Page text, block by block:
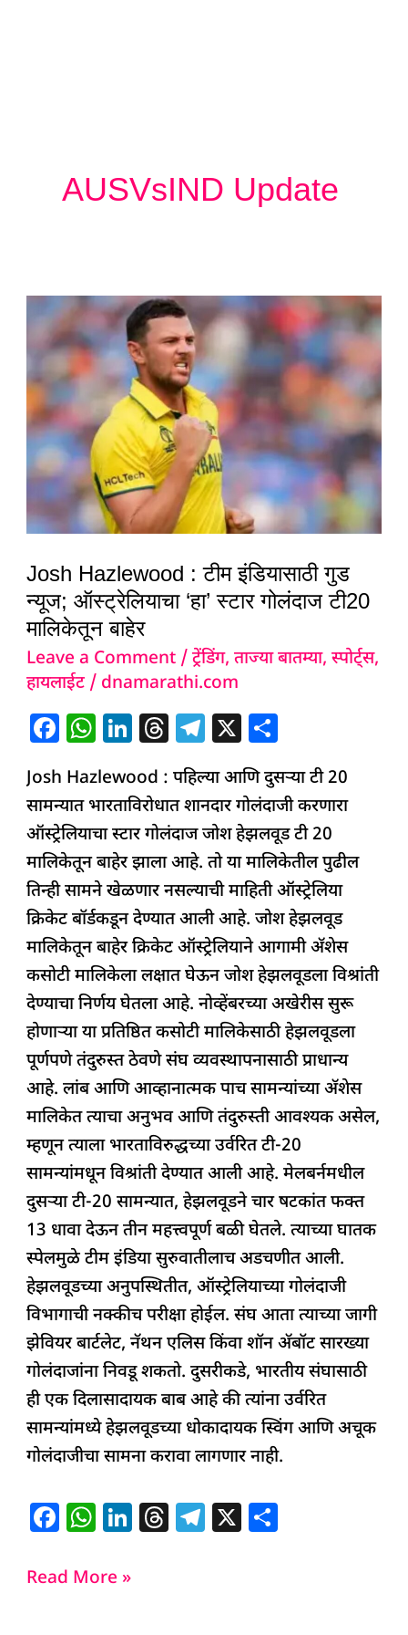
AUSVsIND Update
Josh Hazlewood : टीम इंडियासाठी गुड
न्यूज; ऑस्ट्रेलियाचा ‘हा’ स्टार गोलंदाज टी20
मालिकेतून बाहेर
Leave a Comment /ट्रेंडिंग,ताज्या बातम्या,स्पोर्ट्स,
हायलाईट/ dnamarathi.com
F
c
e
b
o
o
k
W
at
s
A
p
p
Li
k
e
dI
n
T
h
re
a
d
s
T
e
g
ra
m
X
ar
e
Josh Hazlewood : पहिल्या आणि दुसऱ्या टी 20
सामन्यात भारताविरोधात शानदार गोलंदाजी करणारा
ऑस्ट्रेलियाचा स्टार गोलंदाज जोश हेझलवूड टी 20
मालिकेतून बाहेर झाला आहे. तो या मालिकेतील पुढील
तिन्ही सामने खेळणार नसल्याची माहिती ऑस्ट्रेलिया
क्रिकेट बॉर्डकडून देण्यात आली आहे. जोश हेझलवूड
मालिकेतून बाहेर क्रिकेट ऑस्ट्रेलियाने आगामी अ‍ॅशेस
कसोटी मालिकेला लक्षात घेऊन जोश हेझलवूडला विश्रांती
देण्याचा निर्णय घेतला आहे. नोव्हेंबरच्या अखेरीस सुरू
होणाऱ्या या प्रतिष्ठित कसोटी मालिकेसाठी हेझलवूडला
पूर्णपणे तंदुरुस्त ठेवणे संघ व्यवस्थापनासाठी प्राधान्य
आहे. लांब आणि आव्हानात्मक पाच सामन्यांच्या अ‍ॅशेस
मालिकेत त्याचा अनुभव आणि तंदुरुस्ती आवश्यक असेल,
म्हणून त्याला भारताविरुद्धच्या उर्वरित टी-20
सामन्यांमधून विश्रांती देण्यात आली आहे. मेलबर्नमधील
दुसऱ्या टी-20 सामन्यात, हेझलवूडने चार षटकांत फक्त
13 धावा देऊन तीन महत्त्वपूर्ण बळी घेतले. त्याच्या घातक
स्पेलमुळे टीम इंडिया सुरुवातीलाच अडचणीत आली.
हेझलवूडच्या अनुपस्थितीत, ऑस्ट्रेलियाच्या गोलंदाजी
विभागाची नक्कीच परीक्षा होईल. संघ आता त्याच्या जागी
झेवियर बार्टलेट, नॅथन एलिस किंवा शॉन अ‍ॅबॉट सारख्या
गोलंदाजांना निवडू शकतो. दुसरीकडे, भारतीय संघासाठी
ही एक दिलासादायक बाब आहे की त्यांना उर्वरित
सामन्यांमध्ये हेझलवूडच्या धोकादायक स्विंग आणि अचूक
गोलंदाजीचा सामना करावा लागणार नाही.
F
c
W
at
Li T T X
Josh
Hazlewood
टीम
इंडियासाठी
गुड
न्यूज;
ऑस्ट्रेलियाचा
‘हा’
स्टार
गोलंदाज
टी20
मालिकेतून
बाहेर
Read More »